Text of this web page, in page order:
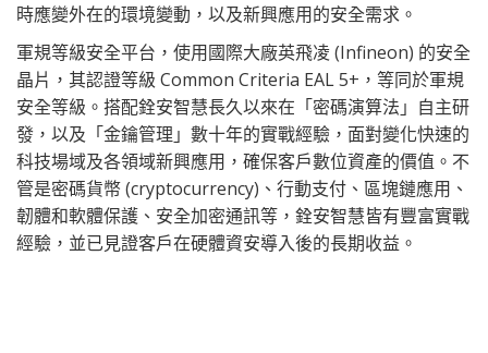
時應變外在的環境變動，以及新興應用的安全需求。
軍規等級安全平台，使用國際大廠英飛凌 (Infineon) 的安全
晶片，其認證等級 Common Criteria EAL 5+，等同於軍規
安全等級。搭配銓安智慧長久以來在「密碼演算法」自主研
發，以及「金鑰管理」數十年的實戰經驗，面對變化快速的
科技場域及各領域新興應用，確保客戶數位資產的價值。不
管是密碼貨幣 (cryptocurrency)、行動支付、區塊鏈應用、
韌體和軟體保護、安全加密通訊等，銓安智慧皆有豐富實戰
經驗，並已見證客戶在硬體資安導入後的長期收益。